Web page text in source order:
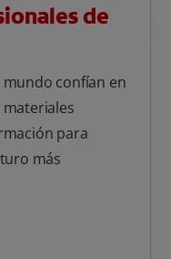
de
confían en
para
más